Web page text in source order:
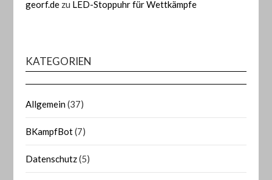
georf.de zu LED-Stoppuhr für Wettkämpfe
KATEGORIEN
Allgemein(37)
BKampfBot(7)
Datenschutz(5)